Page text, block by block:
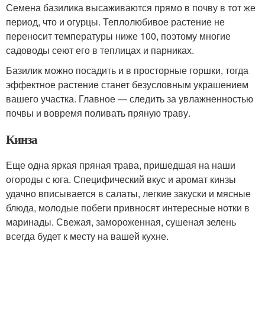
Семена базилика высаживаются прямо в почву в тот же
период, что и огурцы. Теплолюбивое растение не
переносит температуры ниже 100, поэтому многие
садоводы сеют его в теплицах и парниках.
Базилик можно посадить и в просторные горшки, тогда
эффектное растение станет безусловным украшением
вашего участка. Главное — следить за увлажненностью
почвы и вовремя поливать пряную траву.
Кинза
Еще одна яркая пряная трава, пришедшая на наши
огороды с юга. Специфический вкус и аромат кинзы
удачно вписывается в салаты, легкие закуски и мясные
блюда, молодые побеги привносят интересные нотки в
маринады. Свежая, замороженная, сушеная зелень
всегда будет к месту на вашей кухне.